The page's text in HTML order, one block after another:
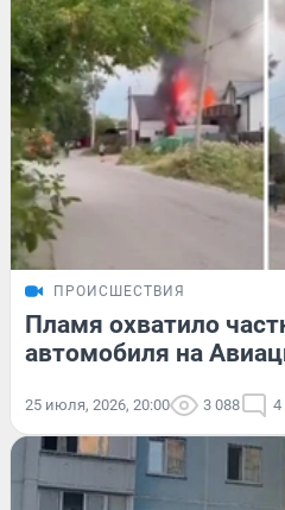
ПРОИСШЕСТВИЯ
Пламя охватило
автомобиля на
25 июля, 2026, 20:00 3 088 4